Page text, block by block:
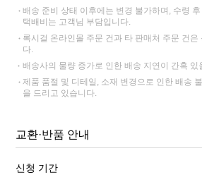
배송 준비 상태 이후에는 변경 불가하며, 수령
택배비는 고객님 부담입니다.
록시걸 온라인몰 주문 건과 타 판매처 주문 건은
다.
배송사의 물량 증가로 인한 배송 지연이 간혹 있
제품 품절 및 디테일, 소재 변경으로 인한 배송
을 드리고 있습니다.
교환·반품 안내
신청 기간